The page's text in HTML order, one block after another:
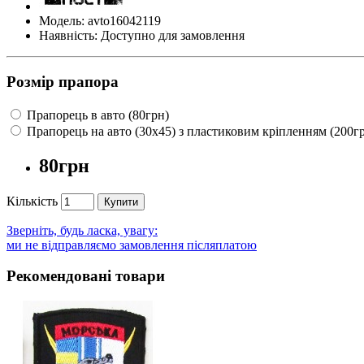
Модель: avto16042119
Наявність: Доступно для замовлення
Розмір прапора
Прапорець в авто (80грн)
Прапорець на авто (30х45) з пластиковим кріпленням
80грн
Кількість Купити
Зверніть, будь ласка, увагу:
ми не відправляємо замовлення післяплатою
Рекомендовані товари